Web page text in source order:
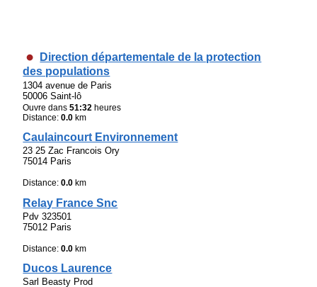
Direction départementale de la protection
des populations
1304 avenue de Paris
50006 Saint-lô
Ouvre dans51:32 heures
Distance:0.0 km
Caulaincourt Environnement
23 25 Zac Francois Ory
75014 Paris
Distance:0.0 km
Relay France Snc
Pdv 323501
75012 Paris
Distance:0.0 km
Ducos Laurence
Sarl Beasty Prod